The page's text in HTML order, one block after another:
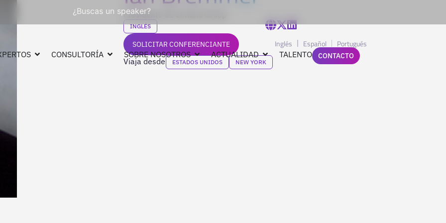
¿Buscas un speaker?
CONSULTORÍA SOBRE NOSOTROS ACTUALIDAD TALENTO
Inglés Español Portugués
CONTACTO
Presidente de Eurasia Group
INGLÉS
SOLICITAR CONFERENCIANTE
Viaja desde ESTADOS UNIDOS NEW YORK